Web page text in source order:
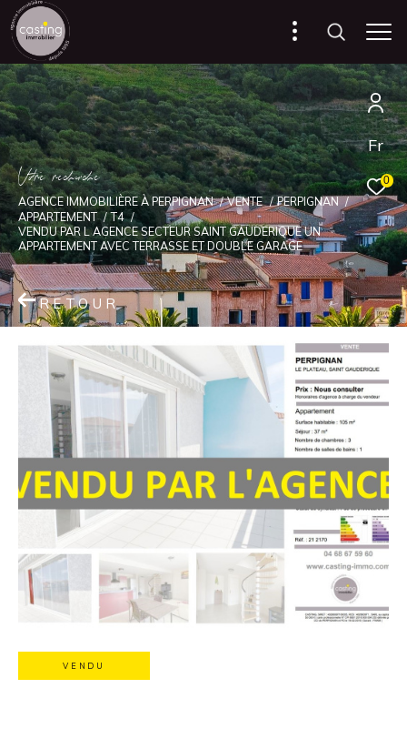
Fr
0
Vore recece
AGENCE IMMOBILIÈRE À PERPIGNAN VENTE
PERPIGNAN
APPARTEMENT
T4
VENDU PAR L AGENCE SECTEUR SAINT GAUDERIQUE UN
APPARTEMENT AVEC TERRASSE ET DOUBLE GARAGE
RETOUR
VENDU